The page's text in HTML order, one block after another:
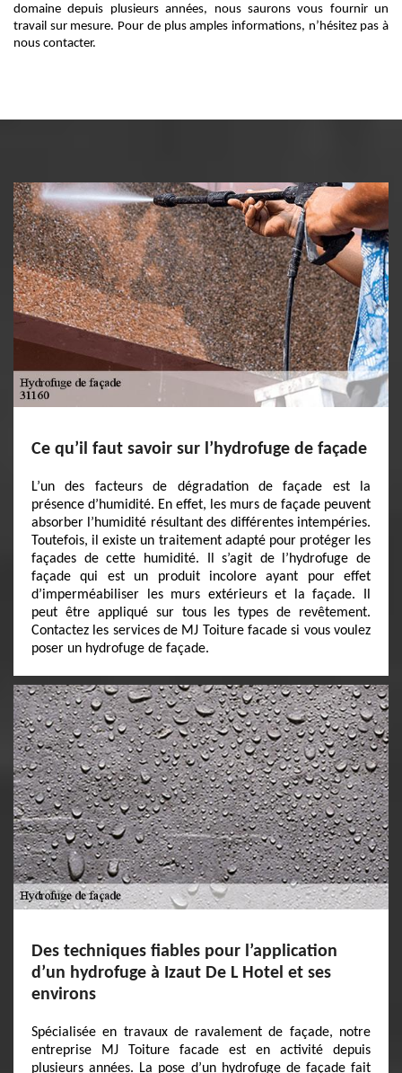
domaine depuis plusieurs années, nous saurons vous fournir un
travail sur mesure. Pour de plus amples informations, n’hésitez pas à
nous contacter.
Ce qu’il faut savoir sur l’hydrofuge de façade
L’un des facteurs de dégradation de façade est la
présence d’humidité. En effet, les murs de façade peuvent
absorber l’humidité résultant des différentes intempéries.
Toutefois, il existe un traitement adapté pour protéger les
façades de cette humidité. Il s’agit de l’hydrofuge de
façade qui est un produit incolore ayant pour effet
d’imperméabiliser les murs extérieurs et la façade. Il
peut être appliqué sur tous les types de revêtement.
Contactez les services de MJ Toiture facade si vous voulez
poser un hydrofuge de façade.
Des techniques fiables pour l’application
d’un hydrofuge à Izaut De L Hotel et ses
environs
Spécialisée en travaux de ravalement de façade, notre
entreprise MJ Toiture facade est en activité depuis
plusieurs années. La pose d’un hydrofuge de façade fait